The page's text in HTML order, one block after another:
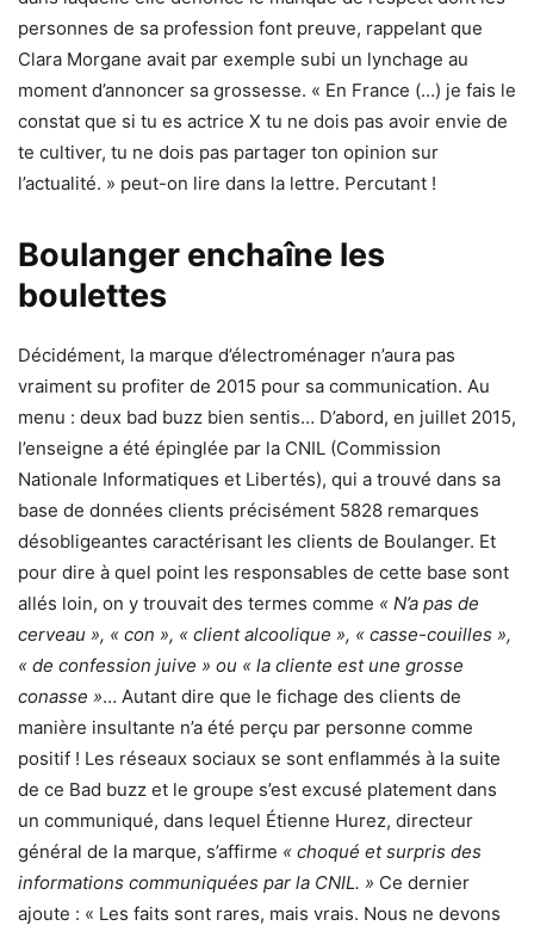
personnes de sa profession font preuve, rappelant que
Clara Morgane avait par exemple subi un lynchage au
moment d’annoncer sa grossesse. « En France (…) je fais le
constat que si tu es actrice X tu ne dois pas avoir envie de
te cultiver, tu ne dois pas partager ton opinion sur
l’actualité. » peut-on lire dans la lettre. Percutant !
Boulanger enchaîne les
boulettes
Décidément, la marque d’électroménager n’aura pas
vraiment su profiter de 2015 pour sa communication. Au
menu : deux bad buzz bien sentis… D’abord, en juillet 2015,
l’enseigne a été épinglée par la CNIL (Commission
Nationale Informatiques et Libertés), qui a trouvé dans sa
base de données clients précisément 5828 remarques
désobligeantes caractérisant les clients de Boulanger. Et
pour dire à quel point les responsables de cette base sont
allés loin, on y trouvait des termes comme « N’a pas de
cerveau », « con », « client alcoolique », « casse-couilles »,
« de confession juive » ou « la cliente est une grosse
conasse »… Autant dire que le fichage des clients de
manière insultante n’a été perçu par personne comme
positif ! Les réseaux sociaux se sont enflammés à la suite
de ce Bad buzz et le groupe s’est excusé platement dans
un communiqué, dans lequel Étienne Hurez, directeur
général de la marque, s’affirme « choqué et surpris des
informations communiquées par la CNIL. » Ce dernier
ajoute : « Les faits sont rares, mais vrais. Nous ne devons